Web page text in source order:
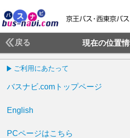
戻る 現在の位置
ご利用にあたって
バスナビ.comトップページ
English
PCページはこちら